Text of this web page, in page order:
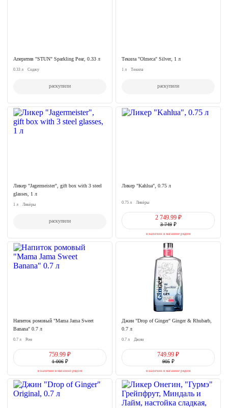
Аперитив "STUN" Sparkling Pear, 0.33 л
0.33 л Соджу
раскупили
Текила "Olmeca" Silver, 1 л
1 л Текила
раскупили
Ликер "Jagermeister", gift box with 3 steel
glasses, 1 л
1 л Ликёры
раскупили
Ликер "Kahlua", 0.75 л
0.75 л Ликёры
2 749.99 ₽
3 749₽
в наличии в магазине рядом
Напиток ромовый "Mama Jama Sweet
Banana" 0.7 л
0.7 л Ром
759.99 ₽
1 006₽
в наличии в магазине рядом
Джин "Drop of Ginger" Ginger & Rhubarb,
0.7 л
0.7 л Джин
749.99 ₽
905₽
в наличии в магазине рядом